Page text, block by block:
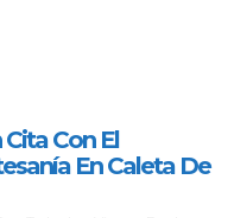
Con El
En Caleta De